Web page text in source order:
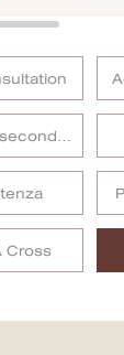
สาร
เกล้า
Cross